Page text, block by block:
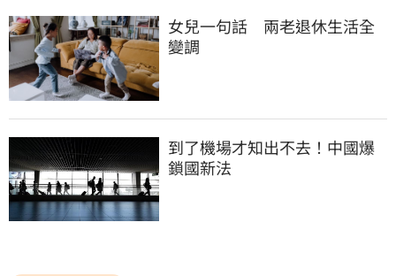
女兒一句話　兩老退休生活全
變調
到了機場才知出不去！中國爆
鎖國新法